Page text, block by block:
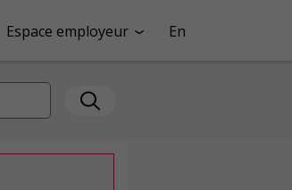
Espace employeur En